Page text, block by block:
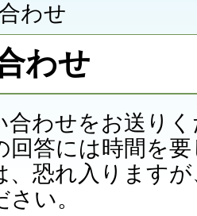
わせ
わせ
合わせをお送り
回答には時間を
、恐れ入ります
い。